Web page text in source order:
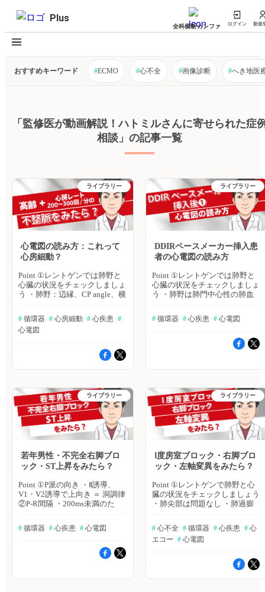
Plus
全科横断カンファ ログイン 新規
おすすめキーワード #ECMO #心不全 #画像診断 #へき地医
「監修医が動画解説！ハトミルさんに寄せられた症
相談」の記事一覧
ライブラリー
心電図の読み方：これって
心房細動？
Point ①レントゲンでは肺野と
心臓の状況をチェックしましょ
う ・肺野：辺縁、CP angle、横
の変異、骨折の有無 ・心臓：
縦隔の拡大、右の1・2弓、左の
1・2・3・4弓の腫脹の有無 ⇒
だからといって、心房細動を否
定することにはならない ②心
誘導】1) Ⅱ・Ⅲ誘導のP派 ⇒ P派
が見えづらく、洞停止または心
房細動が疑われる さらにR-R
間隔が不正の場合は、心房細動
の可能性が高い 2) Ⅰ,Ⅱ誘導の電
位の向き ⇒ どちらも上向きの
3) Ⅲ誘導・aVF誘導のT派 ⇒ 増
高不良があり、心筋障害を疑う
（心房レート） ⇒ 心房レート
300程度であり、心房細動(心房
レート400-600程度）ではなさ
拍数75～100であり、何らかの
齢＋心房レート200〜300回/分
の不整脈をみたら心房頻拍を疑
# 循環器 # 心房細動 # 心疾患 #
心電図
ライブラリー
DDIRペースメーカー挿入患
者の心電図の読み方
Point ①レントゲンでは肺野と
心臓の状況をチェックしましょ
う ・肺野は肺門中心性の肺血
可能性あり ・心拡大 ・ペース
メーカーリードは「心房」「心
導・胸部誘導を分けてチェック
しましょう 【肢誘導】・心尖
以上は、心拍は「心室」から出
ている 【胸部誘導】・V2誘導
で「M字型」なら右脚ブロック
型であり、左室起源のPVC（心
室期外収縮）や補充調律を疑
う。起源は僧帽弁弁論、または
スは、ペースメーカー電位発生
→ PVCを繰り返しているように
が、補充調律にしては変なリズ
ムを刻んでいる⇒PVCが日常的
に出ているのか、一度ホルター
ッカーを追加した上で、ペーシ
ングレートを設定する 結論 波
二段脈が疑わしいが、ペースメ
ーカー埋め込み時の場合はセン
# 循環器 # 心疾患 # 心電図
ライブラリー
若年男性・不完全右脚ブロ
ック・ST上昇をみたら？
Point ①P派の向き ・Ⅱ誘導、
V1・V2誘導で上向き ＝ 洞調律
②P-R間隔 ・200ms未満のた
③QRS幅 ・100~120ms未満のた
め、不完全脚ブロック ④M字型
り、右脚ブロック ⇒「若い男
性」×「不完全右脚ブロック」
# 循環器 # 心疾患 # 心電図
ライブラリー
Ⅰ度房室ブロック・右脚ブロ
ック・左軸変異をみたら？
Point ①レントゲンで肺野と心
臓の状況をチェックしましょう
・肺尖部は問題なし ・肺過膨
心性の肺血管陰影はやや増強気
味 ・左の2・3弓が突出＝左房
拡大が疑われる ②心電図では
ックしましょう 【肢誘導】 ・Ⅰ
誘導:上向き、Ⅱ誘導:下向き = 異
# 心不全 # 循環器 # 心疾患 # 心
エコー # 心電図